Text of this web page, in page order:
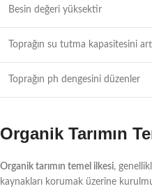
Besin değeri yüksektir
Toprağın su tutma kapasitesini
Toprağın ph dengesini düzenler
Organik Tarımın
Organik tarımın temel ilkesi,
kaynakları korumak üzerine